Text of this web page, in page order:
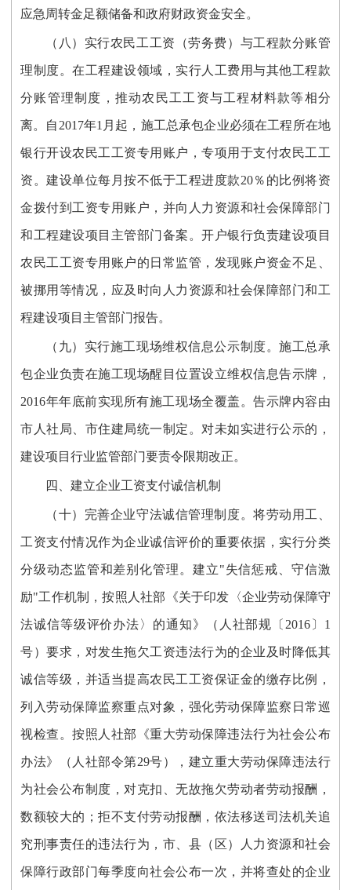
应急周转金足额储备和政府财政资金安全。
（八）实行农民工工资（劳务费）与工程款分账管
理制度。在工程建设领域，实行人工费用与其他工程款
分账管理制度，推动农民工工资与工程材料款等相分
离。自2017年1月起，施工总承包企业必须在工程所在地
银行开设农民工工资专用账户，专项用于支付农民工工
资。建设单位每月按不低于工程进度款20％的比例将资
金拨付到工资专用账户，并向人力资源和社会保障部门
和工程建设项目主管部门备案。开户银行负责建设项目
农民工工资专用账户的日常监管，发现账户资金不足、
被挪用等情况，应及时向人力资源和社会保障部门和工
程建设项目主管部门报告。
（九）实行施工现场维权信息公示制度。施工总承
包企业负责在施工现场醒目位置设立维权信息告示牌，
2016年年底前实现所有施工现场全覆盖。告示牌内容由
市人社局、市住建局统一制定。对未如实进行公示的，
建设项目行业监管部门要责令限期改正。
四、建立企业工资支付诚信机制
（十）完善企业守法诚信管理制度。将劳动用工、
工资支付情况作为企业诚信评价的重要依据，实行分类
分级动态监管和差别化管理。建立"失信惩戒、守信激
励"工作机制，按照人社部《关于印发〈企业劳动保障守
法诚信等级评价办法〉的通知》（人社部规〔2016〕1
号）要求，对发生拖欠工资违法行为的企业及时降低其
诚信等级，并适当提高农民工工资保证金的缴存比例，
列入劳动保障监察重点对象，强化劳动保障监察日常巡
视检查。按照人社部《重大劳动保障违法行为社会公布
办法》（人社部令第29号），建立重大劳动保障违法行
为社会公布制度，对克扣、无故拖欠劳动者劳动报酬，
数额较大的；拒不支付劳动报酬，依法移送司法机关追
究刑事责任的违法行为，市、县（区）人力资源和社会
保障行政部门每季度向社会公布一次，并将查处的企业